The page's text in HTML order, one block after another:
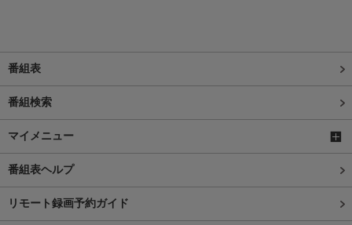
番組表
番組検索
マイメニュー
番組表ヘルプ
リモート録画予約ガイド